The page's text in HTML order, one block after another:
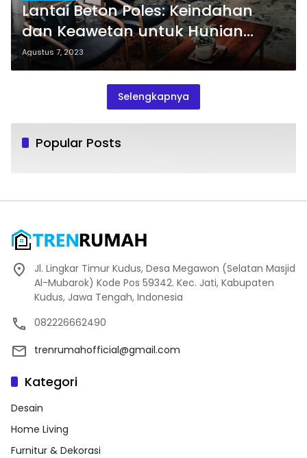
Lantai Beton Poles: Keindahan
dan Keawetan untuk Hunian
Anda
Agustus 7, 2023
Selengkapnya
Popular Posts
Jl. Lingkar Timur Kudus, Desa Megawon (Selatan Masjid
Al-Mubarok) Kode Pos 59342. Kec. Jati, Kabupaten
Kudus, Jawa Tengah, Indonesia
082226662490
trenrumahofficial@gmail.com
Kategori
Desain
Home Living
Furnitur & Dekorasi